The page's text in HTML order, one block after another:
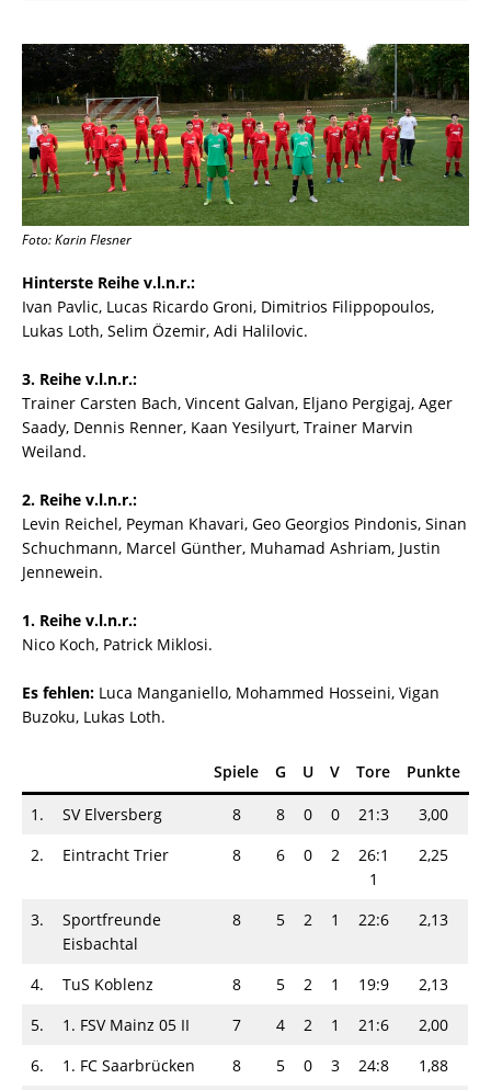
Foto: Karin Flesner
Hinterste Reihe v.l.n.r.:
Ivan Pavlic, Lucas Ricardo Groni, Dimitrios Filippopoulos,
Lukas Loth, Selim Özemir, Adi Halilovic.
3. Reihe v.l.n.r.:
Trainer Carsten Bach, Vincent Galvan, Eljano Pergigaj, Ager
Saady, Dennis Renner, Kaan Yesilyurt, Trainer Marvin
Weiland.
2. Reihe v.l.n.r.:
Levin Reichel, Peyman Khavari, Geo Georgios Pindonis, Sinan
Schuchmann, Marcel Günther, Muhamad Ashriam, Justin
Jennewein.
1. Reihe v.l.n.r.:
Nico Koch, Patrick Miklosi.
Es fehlen: Luca Manganiello, Mohammed Hosseini, Vigan
Buzoku, Lukas Loth.
Spiele G U V Tore Punkte
1. SV Elversberg 8 8 0 0 21:3
3,00
2.
Eintracht Trier 8 6 0 2
26:1
1
2,25
3.
Sportfreunde
Eisbachtal
8 5 2 1 22:6 2,13
4. TuS Koblenz 8 5 2 1 19:9
2,13
5.
1. FSV Mainz 05 II 7 4 2 1 21:6
2,00
6.
1. FC Saarbrücken 8 5 0 3 24:8 1,88